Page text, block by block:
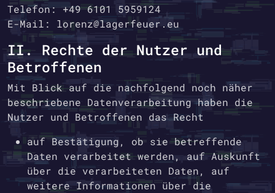
Telefon: +49 6101 5959124
E-Mail: lorenz@lagerfeuer.eu
II. Rechte der Nutzer und
Betroffenen
Mit Blick auf die nachfolgend noch näher
beschriebene Datenverarbeitung haben die
Nutzer und Betroffenen das Recht
auf Bestätigung, ob sie betreffende
Daten verarbeitet werden, auf Auskunft
über die verarbeiteten Daten, auf
weitere Informationen über die